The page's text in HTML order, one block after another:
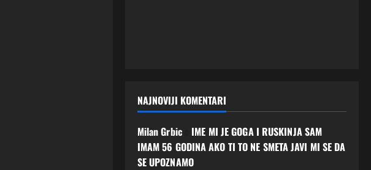
NAJNOVIJI KOMENTARI
Milan Grbico IME MI JE GOGA I RUSKINJA SAM
IMAM 56 GODINA AKO TI TO NE SMETA JAVI MI SE DA
SE UPOZNAMO